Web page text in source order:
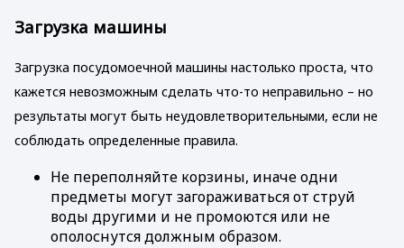
Загрузка машины
Загрузка посудомоечной машины настолько проста, что
кажется невозможным сделать что-то неправильно – но
результаты могут быть неудовлетворительными, если не
соблюдать определенные правила.
Не переполняйте корзины, иначе одни
предметы могут загораживаться от струй
воды другими и не промоются или не
ополоснутся должным образом.